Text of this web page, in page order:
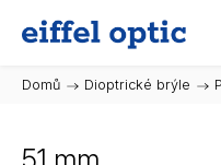
Domů / Dioptrické brýle /